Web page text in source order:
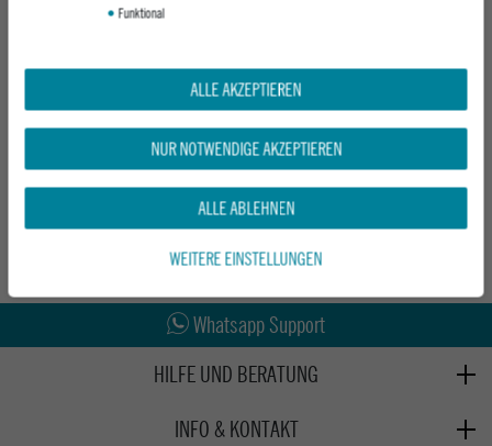
AEVOR RUCKSACK TRAVEL PACK
ab 159,95 €
NITRO REISETASCHE TRAVEL KIT
Whatsapp Support
HILFE UND BERATUNG
INFO & KONTAKT
Funktional
ALLE AKZEPTIEREN
NUR NOTWENDIGE AKZEPTIEREN
ALLE ABLEHNEN
WEITERE EINSTELLUNGEN